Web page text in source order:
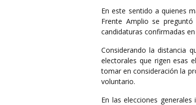
En este sentido a quienes
Frente Amplio se
candidaturas confirmadas
Considerando la distancia
electorales que rigen esas
tomar en consideración la
voluntario.
En las elecciones